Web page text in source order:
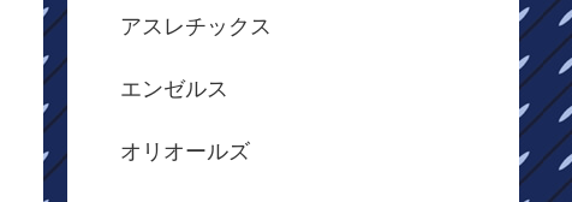
アスレチックス
エンゼルス
オリオールズ